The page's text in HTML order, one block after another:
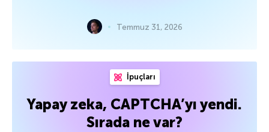
Temmuz 31, 2026
İpuçları
Yapay zeka, CAPTCHA’yı yendi.
Sırada ne var?